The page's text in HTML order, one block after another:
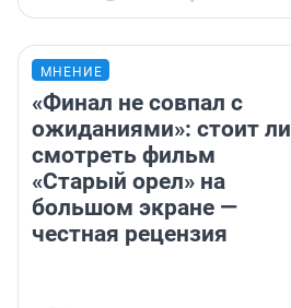
МНЕНИЕ
«Финал не совпал с
ожиданиями»: стоит ли
смотреть фильм
«Старый орел» на
большом экране —
честная рецензия